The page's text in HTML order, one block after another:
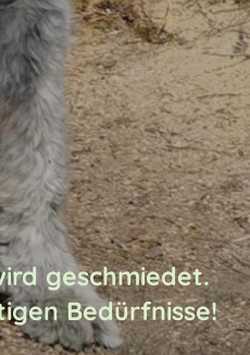
geschmiedet.
Bedürfnisse!